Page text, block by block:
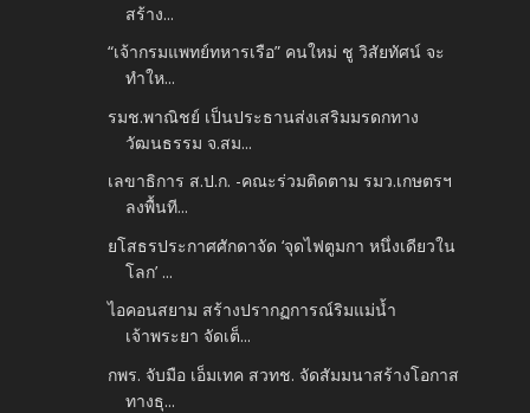
สร้าง...
“เจ้ากรมแพทย์ทหารเรือ” คนใหม่ ชู วิสัยทัศน์ จะ
ทำให...
รมช.พาณิชย์ เป็นประธานส่งเสริมมรดกทาง
วัฒนธรรม จ.สม...
เลขาธิการ ส.ป.ก. -คณะร่วมติดตาม รมว.เกษตรฯ
ลงพื้นที...
ยโสธรประกาศศักดาจัด ‘จุดไฟตูมกา หนึ่งเดียวใน
โลก’ ...
ไอคอนสยาม สร้างปรากฏการณ์ริมแม่น้ำ
เจ้าพระยา จัดเต็...
กพร. จับมือ เอ็มเทค สวทช. จัดสัมมนาสร้างโอกาส
ทางธุ...